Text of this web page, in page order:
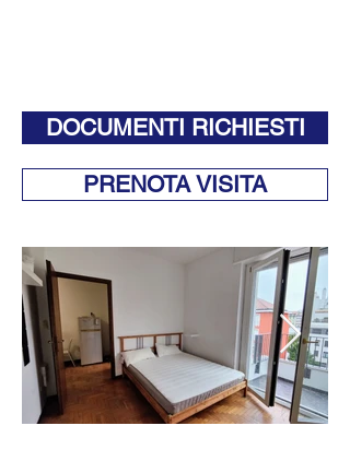
DOCUMENTI RICHIESTI
PRENOTA VISITA